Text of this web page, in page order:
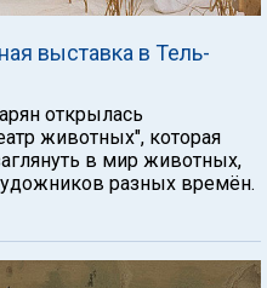
выставка в Тель-
открылась
животных", которая
в мир животных,
разных времён.